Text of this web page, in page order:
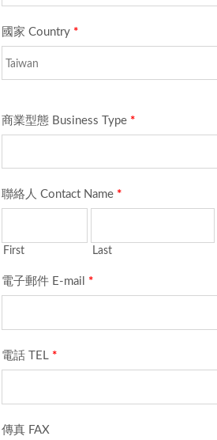
國家 Country *
商業型態 Business Type *
聯絡人 Contact Name *
First Last
電子郵件 E-mail *
電話 TEL *
傳真 FAX